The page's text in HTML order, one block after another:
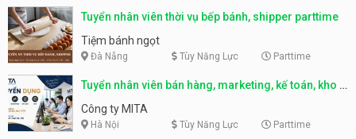
Tuyển nhân viên thời vụ bếp bánh, shipper parttime
Tiệm bánh ngọt
Đà Nẵng Tùy Năng Lực Parttime
Tuyển nhân viên bán hàng, marketing, kế toán, kho –
parttime, fulltime
Công ty MITA
Hà Nội Tùy Năng Lực Parttime